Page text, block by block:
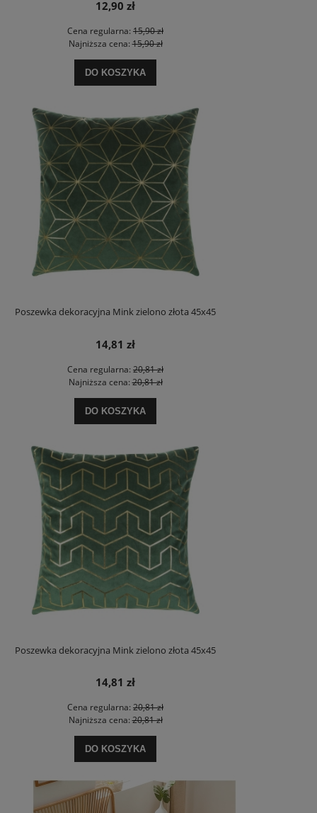
12,90 zł
Cena regularna: 15,90 zł
Najniższa cena:15,90 zł
DO KOSZYKA
Poszewka dekoracyjna Mink zielono złota 45x45
14,81 zł
Cena regularna: 20,81 zł
Najniższa cena:20,81 zł
DO KOSZYKA
Poszewka dekoracyjna Mink zielono złota 45x45
14,81 zł
Cena regularna: 20,81 zł
Najniższa cena:20,81 zł
DO KOSZYKA